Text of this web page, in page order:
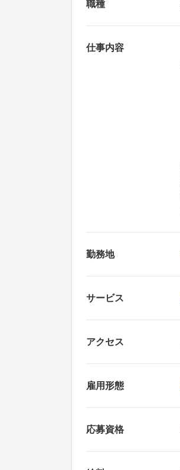
職種
仕事内容
勤務地
サービス
アクセス
雇用形態
応募資格